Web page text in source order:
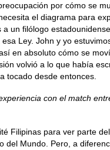
por cómo se
el diagrama para
a un filólogo
Ley. John y yo
en absoluto cómo se
volvió a lo que había
tocado desde entonces.
con el match
Filipinas para ver parte
del Mundo. Pero, a